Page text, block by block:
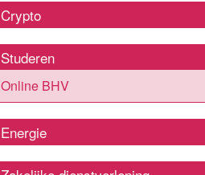
Crypto
Studeren
Online BHV
Energie